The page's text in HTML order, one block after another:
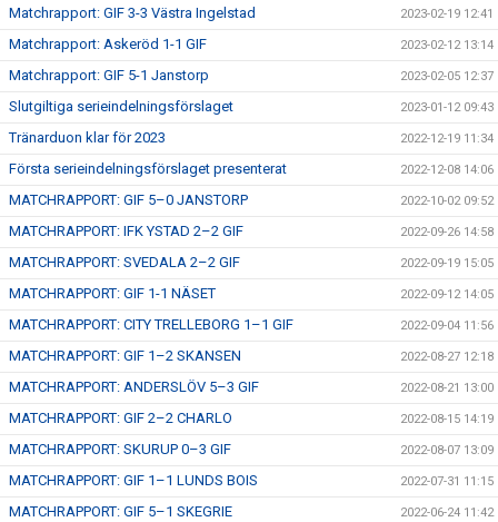
Matchrapport: GIF 3-3 Västra Ingelstad 2023-02-19 12:41
Matchrapport: Askeröd 1-1 GIF 2023-02-12 13:14
Matchrapport: GIF 5-1 Janstorp 2023-02-05 12:37
Slutgiltiga serieindelningsförslaget 2023-01-12 09:43
Tränarduon klar för 2023 2022-12-19 11:34
Första serieindelningsförslaget presenterat 2022-12-08 14:06
MATCHRAPPORT: GIF 5–0 JANSTORP 2022-10-02 09:52
MATCHRAPPORT: IFK YSTAD 2–2 GIF 2022-09-26 14:58
MATCHRAPPORT: SVEDALA 2–2 GIF 2022-09-19 15:05
MATCHRAPPORT: GIF 1-1 NÄSET 2022-09-12 14:05
MATCHRAPPORT: CITY TRELLEBORG 1–1 GIF 2022-09-04 11:56
MATCHRAPPORT: GIF 1–2 SKANSEN 2022-08-27 12:18
MATCHRAPPORT: ANDERSLÖV 5–3 GIF 2022-08-21 13:00
MATCHRAPPORT: GIF 2–2 CHARLO 2022-08-15 14:19
MATCHRAPPORT: SKURUP 0–3 GIF 2022-08-07 13:09
MATCHRAPPORT: GIF 1–1 LUNDS BOIS 2022-07-31 11:15
MATCHRAPPORT: GIF 5–1 SKEGRIE 2022-06-24 11:42